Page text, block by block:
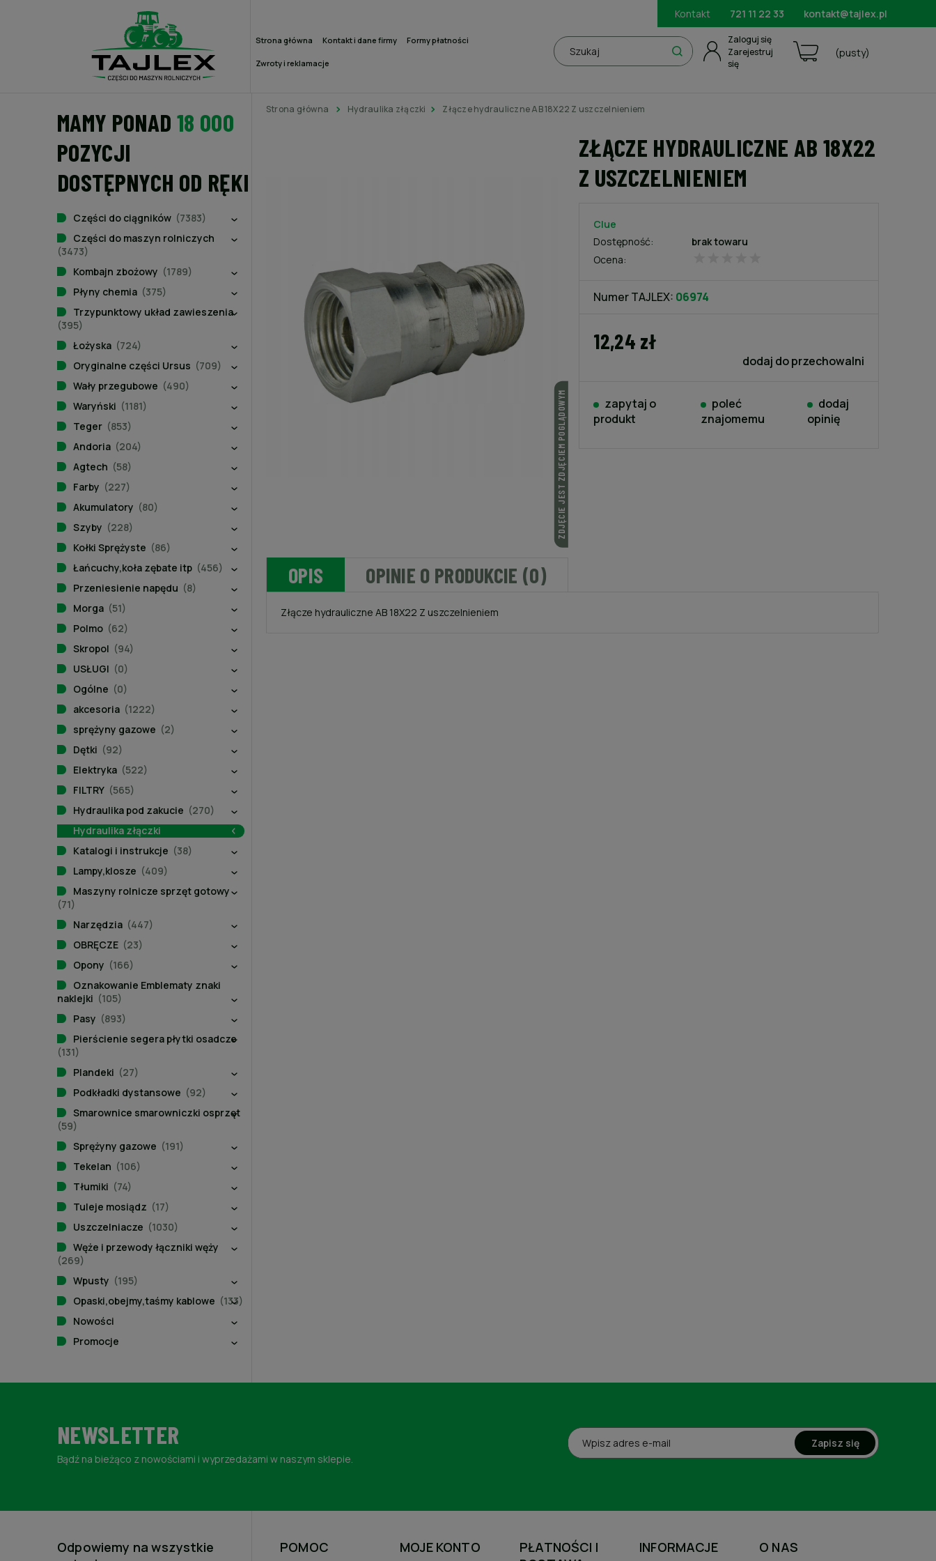
Kontakt 721 11 22 33 kontakt@tajlex.pl
Strona główna Kontakt i dane firmy Formy płatności
Zwroty i reklamacje
(pusty)
Zarejestruj
się
Zaloguj się
MAMY PONAD 18 000
POZYCJI
DOSTĘPNYCH OD RĘKI
Części do ciągników (7383)
Części do maszyn rolniczych
(3473)
Kombajn zbożowy (1789)
Płyny chemia (375)
Trzypunktowy układ zawieszenia
(395)
Łożyska (724)
Oryginalne części Ursus (709)
Wały przegubowe (490)
Waryński (1181)
Teger (853)
Andoria (204)
Agtech (58)
Farby (227)
Akumulatory (80)
Szyby (228)
Kołki Sprężyste (86)
Łańcuchy,koła zębate itp (456)
Przeniesienie napędu (8)
Morga (51)
Polmo (62)
Skropol (94)
USŁUGI (0)
Ogólne (0)
akcesoria (1222)
sprężyny gazowe (2)
Dętki (92)
Elektryka (522)
FILTRY (565)
Hydraulika pod zakucie (270)
Hydraulika złączki
Katalogi i instrukcje (38)
Lampy,klosze (409)
Maszyny rolnicze sprzęt gotowy
(71)
Narzędzia (447)
OBRĘCZE (23)
Opony (166)
Oznakowanie Emblematy znaki
naklejki (105)
Pasy (893)
Pierścienie segera płytki osadcze
(131)
Plandeki (27)
Podkładki dystansowe (92)
Smarownice smarowniczki osprzęt
(59)
Sprężyny gazowe (191)
Tekelan (106)
Tłumiki (74)
Tuleje mosiądz (17)
Uszczelniacze (1030)
Węże i przewody łączniki węży
(269)
Wpusty (195)
Opaski,obejmy,taśmy kablowe (133)
Nowości
Promocje
Strona główna Hydraulika złączki Złącze hydrauliczne AB 18X22 Z uszczelnieniem
ZŁĄCZE HYDRAULICZNE AB 18X22
Z USZCZELNIENIEM
ZDJĘCIE JEST ZDJĘCIEM POGLĄDOWYM
Ocena:
Clue
Dostępność:
brak towaru
Numer TAJLEX: 06974
12,24 zł
dodaj do przechowalni
zapytaj o
produkt
poleć
znajomemu
dodaj
opinię
OPIS OPINIE O PRODUKCIE (0)
Złącze hydrauliczne AB 18X22 Z uszczelnieniem
NEWSLETTER
Bądź na bieżąco z nowościami i wyprzedażami w naszym sklepie.
Zapisz się
Odpowiemy na wszystkie
POMOC MOJE KONTO
PŁATNOŚCI I
INFORMACJE O NAS